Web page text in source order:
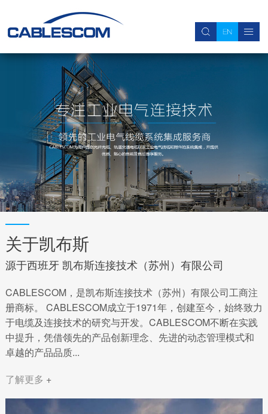
关于我们
公司简介
新闻中心
公司新闻
视频中心
产品中心
电缆产品
附件产品
电缆产品 
柔性动力控制线缆
柔性拖链电缆
柔性伺服电缆
柔性数据传输电缆
安装用单芯软线
柔性交通用电缆
线束产品 
伺服动力控制线束
数据传输线束
工业以太网线束
附件产品 
电缆保护软管
加入我们
简历投递
关于凯布斯
源于西班牙 凯布斯连接技术（苏州）有限公司
CABLESCOM，是凯布斯连接技术（苏州）有限公司工商注
册商标。 CABLESCOM成立于1971年，创建至今，始终致力
于电缆及连接技术的研究与开发。CABLESCOM不断在实践
中提升，凭借领先的产品创新理念、先进的动态管理模式和
卓越的产品品质...
了解更多 +